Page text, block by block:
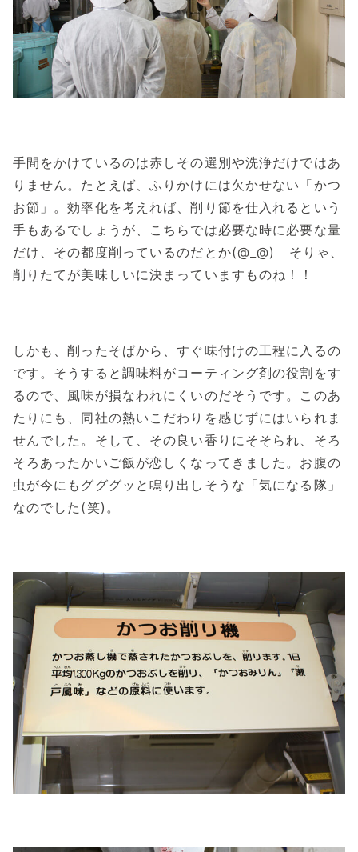
手間をかけているのは赤しその選別や洗浄だけではあ
りません。たとえば、ふりかけには欠かせない「かつ
お節」。効率化を考えれば、削り節を仕入れるという
手もあるでしょうが、こちらでは必要な時に必要な量
だけ、その都度削っているのだとか(@_@) そりゃ、
削りたてが美味しいに決まっていますものね！！
しかも、削ったそばから、すぐ味付けの工程に入るの
です。そうすると調味料がコーティング剤の役割をす
るので、風味が損なわれにくいのだそうです。このあ
たりにも、同社の熱いこだわりを感じずにはいられま
せんでした。そして、その良い香りにそそられ、そろ
そろあったかいご飯が恋しくなってきました。お腹の
虫が今にもグググッと鳴り出しそうな「気になる隊」
なのでした(笑)。